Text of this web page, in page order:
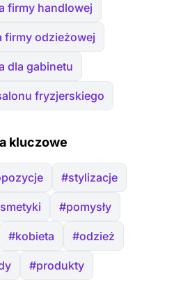
firmy handlowej
firmy odzieżowej
dla gabinetu
fryzjerskiego
kluczowe
#stylizacje
#pomysły
#kobieta #odzież
#produkty